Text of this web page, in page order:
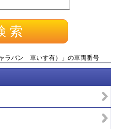
ラバン 車いす有） 」 の車両番号